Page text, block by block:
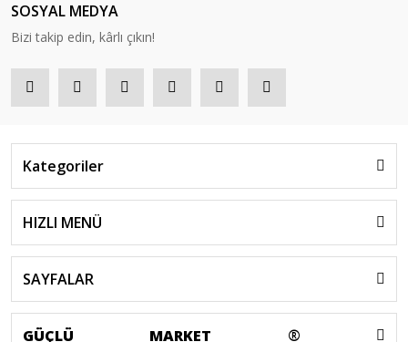
SOSYAL MEDYA
Bizi takip edin, kârlı çıkın!
Kategoriler
HIZLI MENÜ
SAYFALAR
GÜÇLÜ MARKET ®